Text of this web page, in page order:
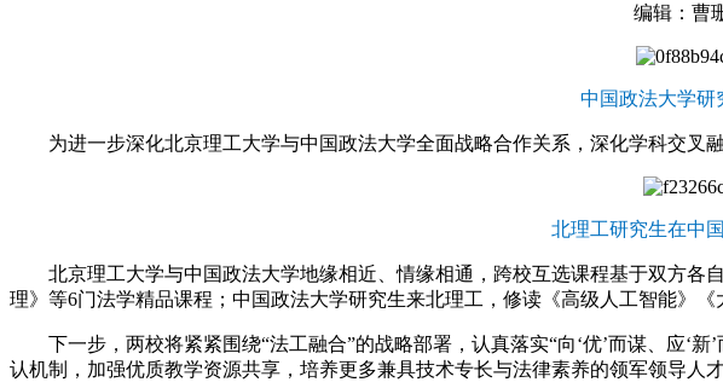
编辑：曹
中国政法大学研
为进一步深化北京理工大学与中国政法大学全面战略合作关系，深化学科交叉
北理工研究生在中
北京理工大学与中国政法大学地缘相近、情缘相通，跨校互选课程基于双方
理》等6门法学精品课程；中国政法大学研究生来北理工，修读《高级人工智能》《
下一步，两校将紧紧围绕“法工融合”的战略部署，认真落实“向‘优’而谋、应‘
认机制，加强优质教学资源共享，培养更多兼具技术专长与法律素养的领军领导人才